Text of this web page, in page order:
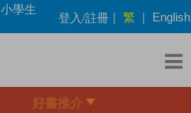
小學生
登入/註冊 | 繁 | English
好書推介